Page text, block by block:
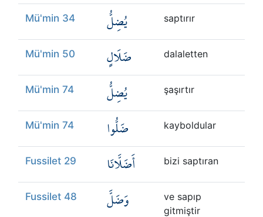
Mü'min 34 يُضِلُّ saptırır
Mü'min 50 ضَلَالٍ dalaletten
Mü'min 74 يُضِلُّ şaşırtır
Mü'min 74 ضَلُّوا kayboldular
Fussilet 29 أَضَلَّانَا bizi saptıran
Fussilet 48 وَضَلَّ
ve sapıp
gitmiştir